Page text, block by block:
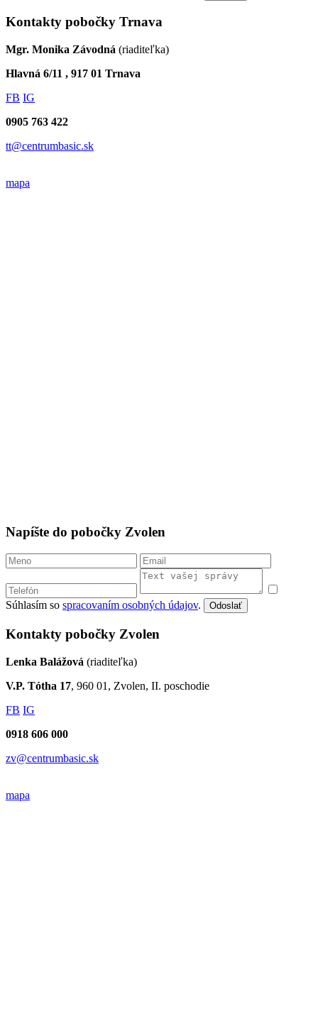
Kontakty pobočky Trnava
Mgr. Monika Závodná (riaditeľka)
Hlavná 6/11 , 917 01 Trnava
FB IG
0905 763 422
tt@centrumbasic.sk
mapa
Napíšte do pobočky Zvolen
Súhlasím so spracovaním osobných údajov. Odoslať
Kontakty pobočky Zvolen
Lenka Balážová (riaditeľka)
V.P. Tótha 17, 960 01, Zvolen, II. poschodie
FB IG
0918 606 000
zv@centrumbasic.sk
mapa